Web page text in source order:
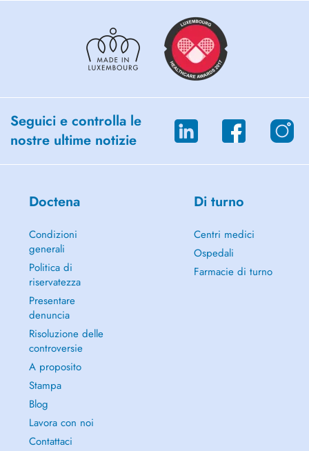
Seguici e controlla le
nostre ultime notizie
Doctena
Condizioni
generali
Politica di
riservatezza
Presentare
denuncia
Risoluzione delle
controversie
A proposito
Stampa
Blog
Lavora con noi
Contattaci
Di turno
Centri medici
Ospedali
Farmacie di turno